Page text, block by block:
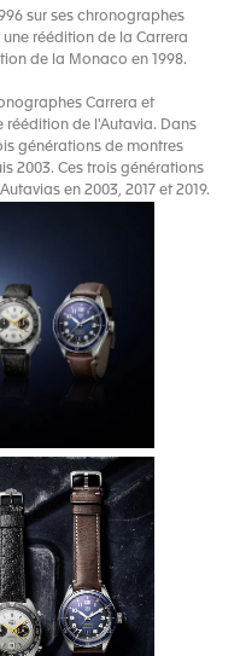
sur ses chronographes
réédition de la Carrera
de la Monaco en 1998.
Carrera et
réédition de l'Autavia. Dans
générations de montres
2003. Ces trois générations
en 2003, 2017 et 2019.